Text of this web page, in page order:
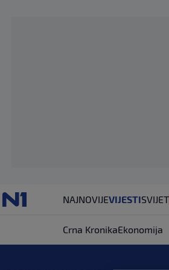
NAJNOVIJEVIJESTISVIJET
Crna KronikaEkonomija